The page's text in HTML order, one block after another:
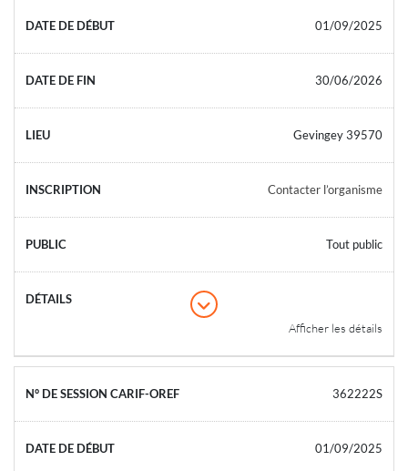
01/09/2025
30/06/2026
Gevingey 39570
Contacter l’organisme
Tout public
Afficher les détails
362222S
01/09/2025